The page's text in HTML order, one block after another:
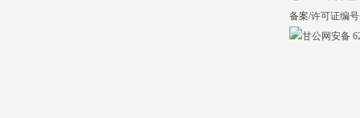
备案/许可证编
甘公网安备